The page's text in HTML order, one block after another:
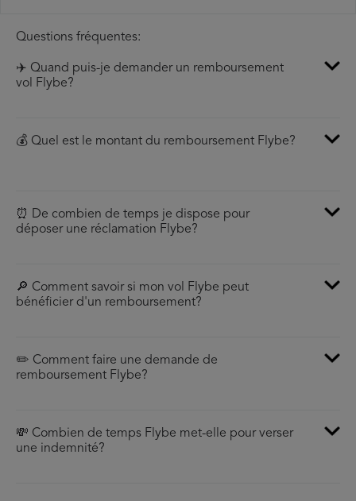
Questions fréquentes:
✈️ Quand puis-je demander un remboursement
vol Flybe?
💰 Quel est le montant du remboursement Flybe?
⏰ De combien de temps je dispose pour
déposer une réclamation Flybe?
🔎 Comment savoir si mon vol Flybe peut
bénéficier d'un remboursement?
✏️ Comment faire une demande de
remboursement Flybe?
💸 Combien de temps Flybe met-elle pour verser
une indemnité?